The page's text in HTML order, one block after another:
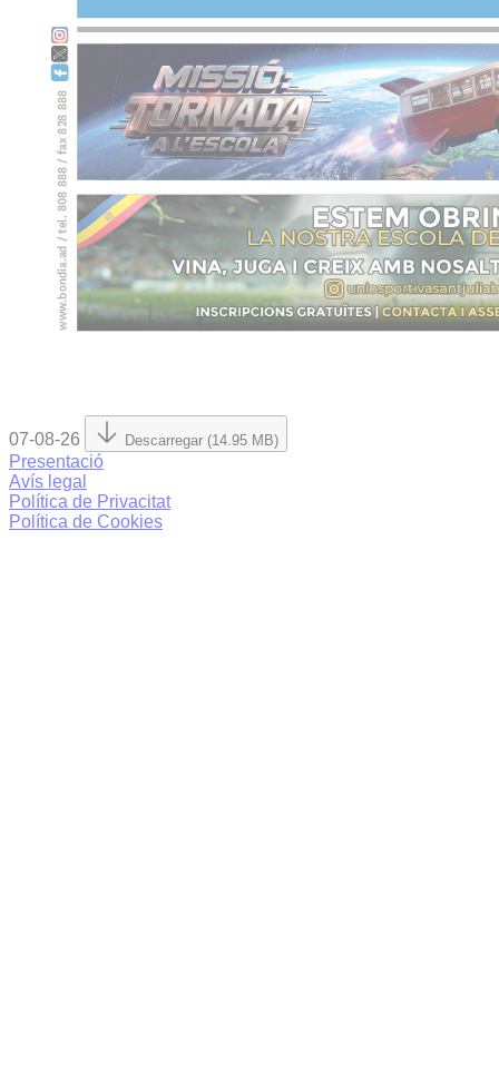
07-08-26 Descarregar (14.95 MB)
Presentació
Avís legal
Política de Privacitat
Política de Cookies